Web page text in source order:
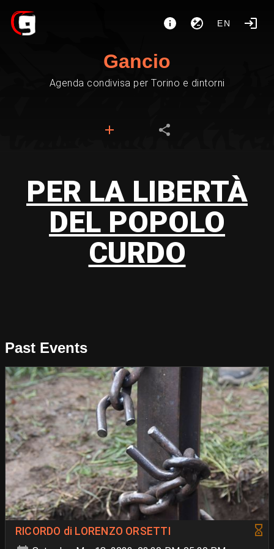
EN
Gancio
Agenda condivisa per Torino e dintorni
PER LA LIBERTÀ
DEL POPOLO
CURDO
Past Events
RICORDO di LORENZO ORSETTI